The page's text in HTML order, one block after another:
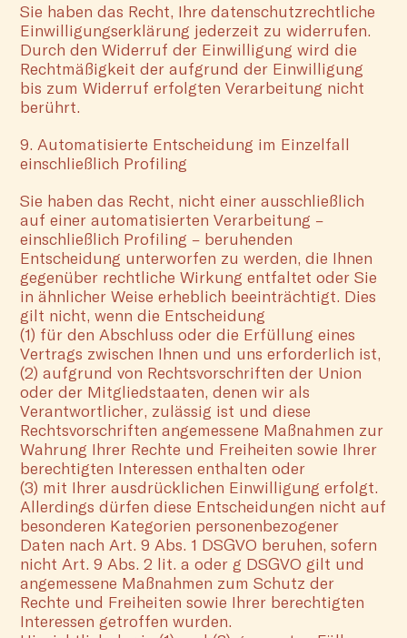
Sie haben das Recht, Ihre datenschutzrechtliche
Einwilligungserklärung jederzeit zu widerrufen.
Durch den Widerruf der Einwilligung wird die
Rechtmäßigkeit der aufgrund der Einwilligung
bis zum Widerruf erfolgten Verarbeitung nicht
berührt.
9. Automatisierte Entscheidung im Einzelfall
einschließlich Profiling
Sie haben das Recht, nicht einer ausschließlich
auf einer automatisierten Verarbeitung –
einschließlich Profiling – beruhenden
Entscheidung unterworfen zu werden, die Ihnen
gegenüber rechtliche Wirkung entfaltet oder Sie
in ähnlicher Weise erheblich beeinträchtigt. Dies
gilt nicht, wenn die Entscheidung
(1) für den Abschluss oder die Erfüllung eines
Vertrags zwischen Ihnen und uns erforderlich ist,
(2) aufgrund von Rechtsvorschriften der Union
oder der Mitgliedstaaten, denen wir als
Verantwortlicher, zulässig ist und diese
Rechtsvorschriften angemessene Maßnahmen zur
Wahrung Ihrer Rechte und Freiheiten sowie Ihrer
berechtigten Interessen enthalten oder
(3) mit Ihrer ausdrücklichen Einwilligung erfolgt.
Allerdings dürfen diese Entscheidungen nicht auf
besonderen Kategorien personenbezogener
Daten nach Art. 9 Abs. 1 DSGVO beruhen, sofern
nicht Art. 9 Abs. 2 lit. a oder g DSGVO gilt und
angemessene Maßnahmen zum Schutz der
Rechte und Freiheiten sowie Ihrer berechtigten
Interessen getroffen wurden.